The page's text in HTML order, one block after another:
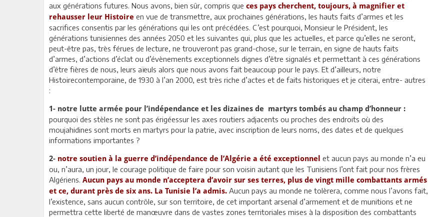
aux générations futures. Nous avons, bien sûr, compris que ces pays cherchent, toujours, à magnifier et
rehausser leur Histoire en vue de transmettre, aux prochaines générations, les hauts faits d’armes et les
sacrifices consentis par les générations qui les ont précédées. C’est pourquoi, Monsieur le Président, les
générations tunisiennes des années 2050 et les suivantes qui, plus que les actuelles, et parce qu’elles ne seront,
peut-être pas, très férues de lecture, ne trouveront pas grand-chose, sur le terrain, en signe de hauts faits
d’armes, d’actions d’éclat ou d’évènements exceptionnels dignes d’être signalés et permettant à ces générations
d’être fières de nous, leurs aïeuls alors que nous avons fait beaucoup pour le pays. Et d’ailleurs, notre
Histoirecontemporaine, de 1930 à l’an 2000, est très riche d’actes et de faits historiques et je citerai, entre- autres
:
1- notre lutte armée pour l’indépendance et les dizaines de martyrs tombés au champ d’honneur :
pourquoi des stèles ne sont pas érigéessur les axes routiers adjacents ou proches des endroits où des
moujahidines sont morts en martyrs pour la patrie, avec inscription de leurs noms, des dates et de quelques
informations importantes ?
2- notre soutien à la guerre d’indépendance de l’Algérie a été exceptionnel et aucun pays au monde n’a eu
ou, n’aura, un jour, le courage politique de faire pour son voisin autant que les Tunisiens l’ont fait pour nos frères
Algériens. Aucun pays au monde n’acceptera d’avoir sur ses terres, plus de vingt mille combattants armés
et ce, durant près de six ans. La Tunisie l’a admis. Aucun pays au monde ne tolèrera, comme nous l’avons fait,
l’existence, sans aucun contrôle, sur son territoire, de cet important arsenal d’armement et de munitions et ne
permettra cette liberté de manœuvre dans de vastes zones territoriales mises à la disposition des combattants